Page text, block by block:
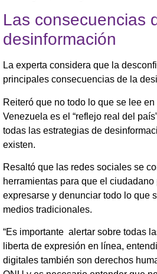
Las consecuencias
desinformación
La experta considera que la
principales consecuencias de la
Reiteró que no todo lo que se lee
Venezuela es el “reflejo real del
todas las estrategias de
existen.
Resaltó que las redes sociales se
herramientas para que el
expresarse y denunciar todo lo que
medios tradicionales.
“Es importante alertar sobre todas
liberta de expresión en línea,
digitales también son derechos